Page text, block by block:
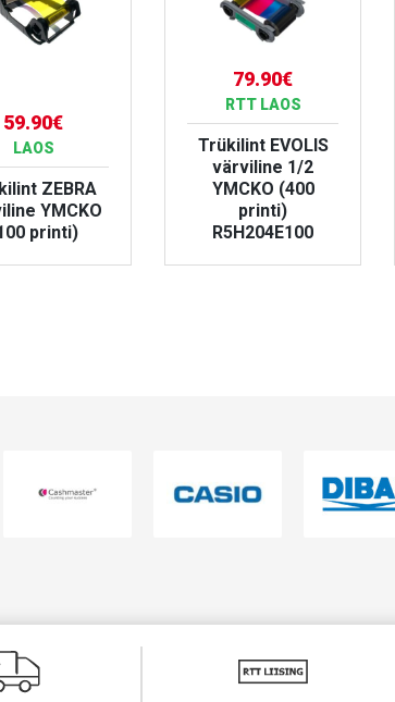
59.90€
LAOS
ZEBRA
YMCKO
printi)
79.90€
RTT LAOS
Trükilint EVOLIS
värviline 1/2
YMCKO (400
printi)
R5H204E100